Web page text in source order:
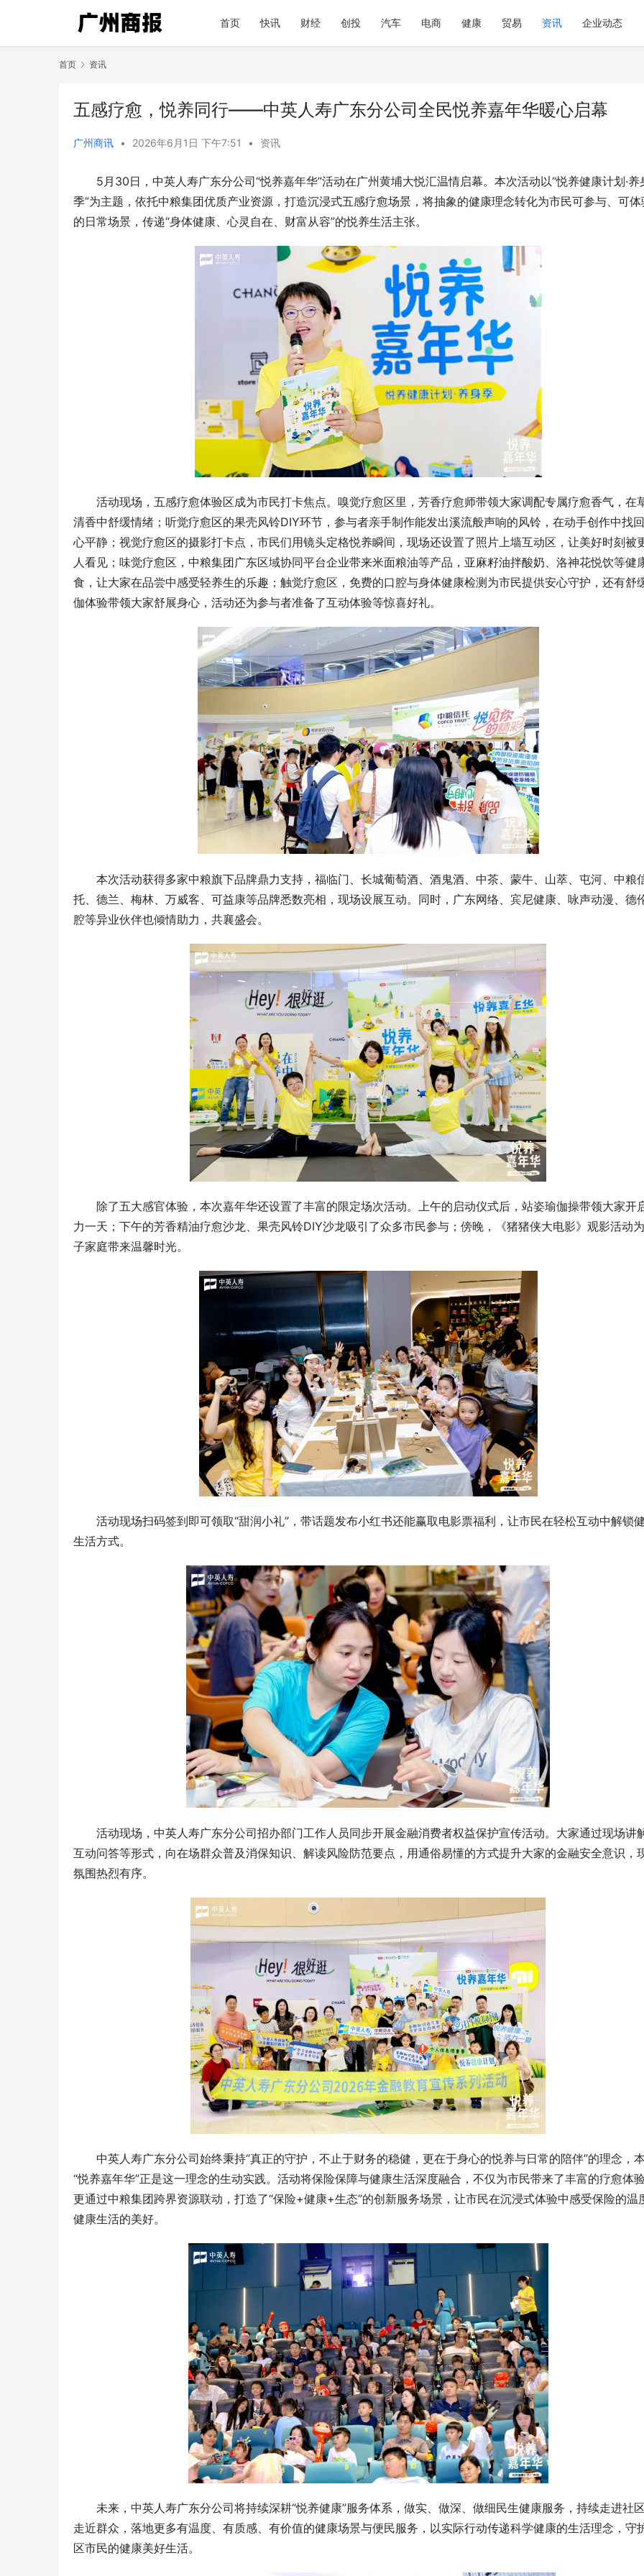
首页 快讯 财经 创投 汽车 电商 健康 贸易 资讯 企业动态
首页 资讯
五感疗愈，悦养同行——中英人寿广东分公司全民悦养嘉年华暖心启幕
广州商讯 • 2026年6月1日 下午7:51 • 资讯
5月30日，中英人寿广东分公司“悦养嘉年华”活动在广州黄埔大悦汇温情启幕。本次活动以“悦养健康计划·养
季”为主题，依托中粮集团优质产业资源，打造沉浸式五感疗愈场景，将抽象的健康理念转化为市民可参与、可体
的日常场景，传递“身体健康、心灵自在、财富从容”的悦养生活主张。
活动现场，五感疗愈体验区成为市民打卡焦点。嗅觉疗愈区里，芳香疗愈师带领大家调配专属疗愈香气，在
清香中舒缓情绪；听觉疗愈区的果壳风铃DIY环节，参与者亲手制作能发出溪流般声响的风铃，在动手创作中找
心平静；视觉疗愈区的摄影打卡点，市民们用镜头定格悦养瞬间，现场还设置了照片上墙互动区，让美好时刻被
人看见；味觉疗愈区，中粮集团广东区域协同平台企业带来米面粮油等产品，亚麻籽油拌酸奶、洛神花悦饮等健
食，让大家在品尝中感受轻养生的乐趣；触觉疗愈区，免费的口腔与身体健康检测为市民提供安心守护，还有舒
伽体验带领大家舒展身心，活动还为参与者准备了互动体验等惊喜好礼。
本次活动获得多家中粮旗下品牌鼎力支持，福临门、长城葡萄酒、酒鬼酒、中茶、蒙牛、山萃、屯河、中粮
托、德兰、梅林、万威客、可益康等品牌悉数亮相，现场设展互动。同时，广东网络、宾尼健康、咏声动漫、德
腔等异业伙伴也倾情助力，共襄盛会。
除了五大感官体验，本次嘉年华还设置了丰富的限定场次活动。上午的启动仪式后，站姿瑜伽操带领大家开
力一天；下午的芳香精油疗愈沙龙、果壳风铃DIY沙龙吸引了众多市民参与；傍晚，《猪猪侠大电影》观影活动
子家庭带来温馨时光。
活动现场扫码签到即可领取“甜润小礼”，带话题发布小红书还能赢取电影票福利，让市民在轻松互动中解锁
生活方式。
活动现场，中英人寿广东分公司招办部门工作人员同步开展金融消费者权益保护宣传活动。大家通过现场讲
互动问答等形式，向在场群众普及消保知识、解读风险防范要点，用通俗易懂的方式提升大家的金融安全意识，
氛围热烈有序。
中英人寿广东分公司始终秉持“真正的守护，不止于财务的稳健，更在于身心的悦养与日常的陪伴”的理念，
“悦养嘉年华”正是这一理念的生动实践。活动将保险保障与健康生活深度融合，不仅为市民带来了丰富的疗愈体
更通过中粮集团跨界资源联动，打造了“保险+健康+生态”的创新服务场景，让市民在沉浸式体验中感受保险的温
健康生活的美好。
未来，中英人寿广东分公司将持续深耕“悦养健康”服务体系，做实、做深、做细民生健康服务，持续走进社
走近群众，落地更多有温度、有质感、有价值的健康场景与便民服务，以实际行动传递科学健康的生活理念，守
区市民的健康美好生活。